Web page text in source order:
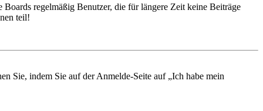
regelmäßig Benutzer, die für längere Zeit keine Beiträge
teil!
Sie, indem Sie auf der Anmelde-Seite auf „Ich habe mein